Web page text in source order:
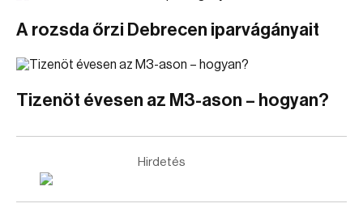
A rozsda őrzi Debrecen iparvágányait
Tizenöt évesen az M3-ason – hogyan?
Hirdetés